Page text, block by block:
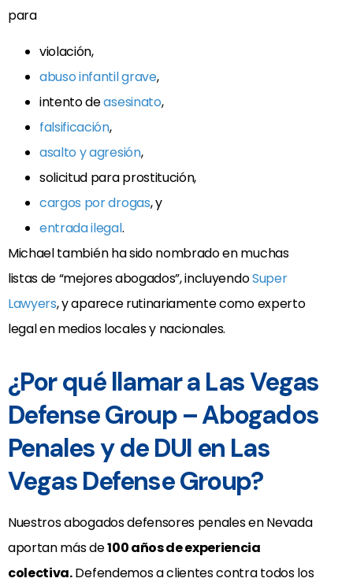
para
violación,
abuso infantil grave,
intento deasesinato,
falsificación,
asalto y agresión,
solicitud para prostitución,
cargos por drogas, y
entrada ilegal.
Michael también ha sido nombrado en muchas
listas de “mejores abogados”, incluyendoSuper
Lawyers, y aparece rutinariamente como experto
legal en medios locales y nacionales.
¿Por qué llamar a Las Vegas
Defense Group – Abogados
Penales y de DUI en Las
Vegas Defense Group?
Nuestros abogados defensores penales en Nevada
aportan más de100 años de experiencia
colectiva.Defendemos a clientes contra todos los